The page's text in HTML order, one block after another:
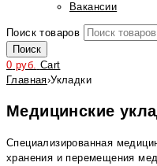
Вакансии
Поиск товаров
Поиск
0 руб. Cart
Главная›Укладки
Медицинские
Специализированная
хранения и перемещения